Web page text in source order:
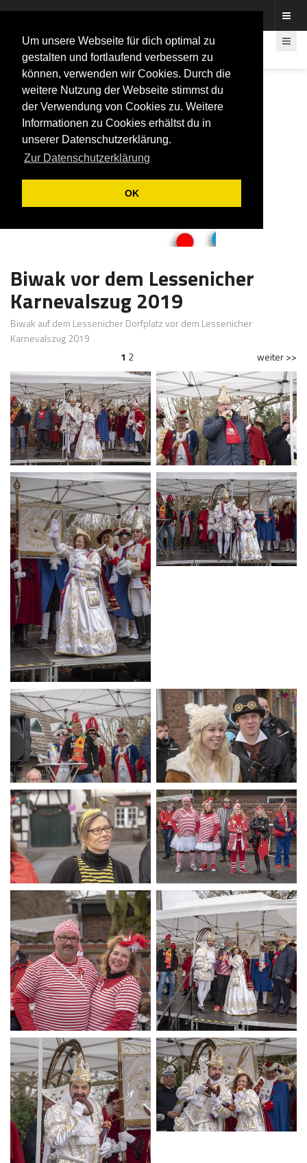
Um unsere Webseite für dich optimal zu
gestalten und fortlaufend verbessern zu
können, verwenden wir Cookies. Durch die
weitere Nutzung der Webseite stimmst du
der Verwendung von Cookies zu. Weitere
Informationen zu Cookies erhältst du in
unserer Datenschutzerklärung.
Zur Datenschutzerklärung
OK
Fotos rund um den Fastelovend
Biwak vor dem Lessenicher
Karnevalszug 2019
Biwak auf dem Lessenicher Dorfplatz vor dem Lessenicher
Karnevalszug 2019
1 2 weiter >>